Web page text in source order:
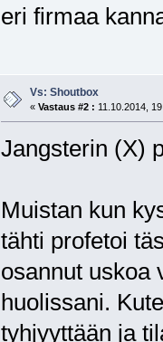
eri firmaa
Vs: Shoutbox
« Vastaus #2 : 11.10.2014,
Jangsterin (X)
Muistan kun
tähti profetoi
osannut uskoa
huolissani.
tyhjyyttään ja